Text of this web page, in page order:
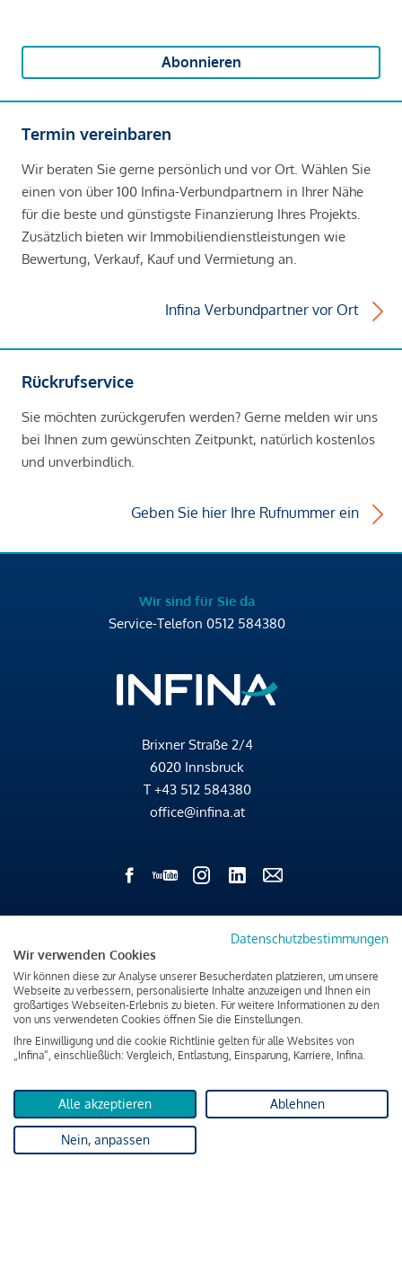
Abonnieren
Termin vereinbaren
Wir beraten Sie gerne persönlich und vor Ort. Wählen Sie
einen von über 100 Infina-Verbundpartnern in Ihrer Nähe
für die beste und günstigste Finanzierung Ihres Projekts.
Zusätzlich bieten wir Immobiliendienstleistungen wie
Bewertung, Verkauf, Kauf und Vermietung an.
Infina Verbundpartner vor Ort
Rückrufservice
Sie möchten zurückgerufen werden? Gerne melden wir uns
bei Ihnen zum gewünschten Zeitpunkt, natürlich kostenlos
und unverbindlich.
Geben Sie hier Ihre Rufnummer ein
Wir sind für Sie da
Service-Telefon 0512 584380
Brixner Straße 2/4
6020 Innsbruck
T +43 512 584380
office@infina.at
Datenschutz & Cookies
Verbraucherschutzinformation & rechtliche Hinweise
Datenschutzbestimmungen
Wir verwenden Cookies
Wir können diese zur Analyse unserer Besucherdaten platzieren, um unsere
Webseite zu verbessern, personalisierte Inhalte anzuzeigen und Ihnen ein
großartiges Webseiten-Erlebnis zu bieten. Für weitere Informationen zu den
von uns verwendeten Cookies öffnen Sie die Einstellungen.
Ihre Einwilligung und die cookie Richtlinie gelten für alle Websites von
„Infina“, einschließlich: Vergleich, Entlastung, Einsparung, Karriere, Infina.
Alle akzeptieren Ablehnen
Nein, anpassen